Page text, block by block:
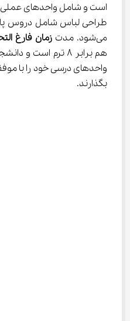
طراحی لباس شامل دروس
می‌شود. مدت
زمان فارغ
هم برابر ۸ ترم است
بگذارند.